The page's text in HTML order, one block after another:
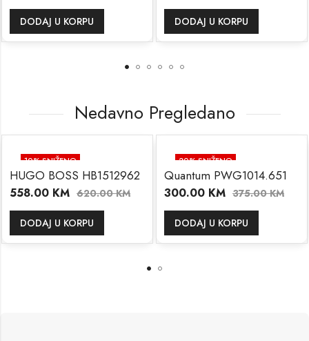
DODAJ U KORPU DODAJ U KORPU
Nedavno Pregledano
10% SNIŽENO
HUGO BOSS HB1512962
558.00 KM 620.00KM
DODAJ U KORPU
20% SNIŽENO
Quantum PWG1014.651
300.00 KM 375.00KM
DODAJ U KORPU